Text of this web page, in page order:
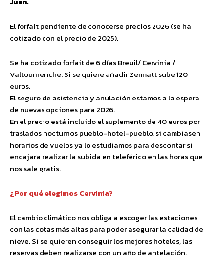
El forfait pendiente de conocerse precios 2026 (se ha
cotizado con el precio de 2025).
Se ha cotizado forfait de 6 días Breuil/ Cervinia /
Valtournenche. Si se quiere añadir Zermatt sube 120
euros.
El seguro de asistencia y anulación estamos a la espera
de nuevas opciones para 2026.
En el precio está incluido el suplemento de 40 euros por
traslados nocturnos pueblo-hotel-pueblo, si cambiasen
horarios de vuelos ya lo estudiamos para descontar si
encajara realizar la subida en teleférico en las horas que
nos sale gratis.
¿Por qué elegimos Cervinia?
El cambio climático nos obliga a escoger las estaciones
con las cotas más altas para poder asegurar la calidad de
nieve. Si se quieren conseguir los mejores hoteles, las
reservas deben realizarse con un año de antelación.